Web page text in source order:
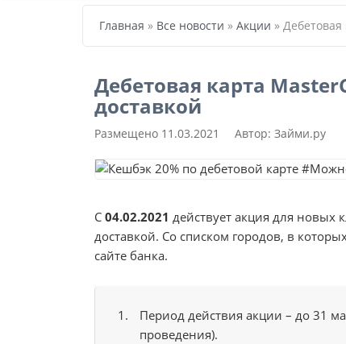
Главная » Все новости » Акции » Дебетовая
Дебетовая карта
доставкой
Размещено 11.03.2021 Автор: Займи.ру
С04.02.2021 действует акция для новых
доставкой. Со списком городов, в
сайте банка.
Период действия акции – до 31
проведения).